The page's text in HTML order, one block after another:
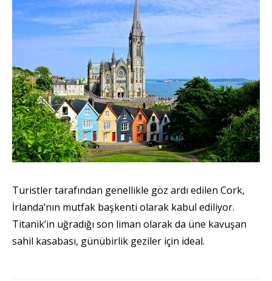
Turistler tarafından genellikle göz ardı edilen Cork,
İrlanda’nın mutfak başkenti olarak kabul ediliyor.
Titanik’in uğradığı son liman olarak da üne kavuşan
sahil kasabası, günübirlik geziler için ideal.